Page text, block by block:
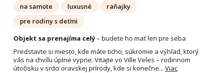
na samote
luxusné
raňajky
pre rodiny s deťmi
Objekt sa prenajíma celý– budete ho mať len pre seba
Predstavte si miesto, kde máte ticho, súkromie a výhľad, ktorý
vás na chvíľu úplne vypne. Vitajte vo Ville Veles – rodinnom
útočisku v srdci oravskej prírody, kde si konečne... Viac